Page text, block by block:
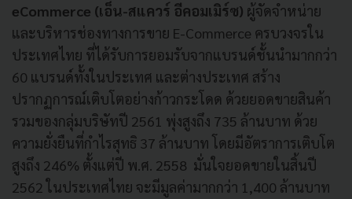
eCommerce (เอ็น-สแควร์ อีคอมเมิร์ซ) ผู้จัดจำหน่าย
และบริหารช่องทางการขาย E-Commerce ครบวงจรใน
ประเทศไทย ที่ได้รับการยอมรับจากแบรนด์ชั้นนำมากกว่า
60 แบรนด์ทั้งในประเทศ และต่างประเทศ สร้าง
ปรากฏการณ์เติบโตอย่างก้าวกระโดด ด้วยยอดขายสินค้า
รวมของกลุ่มบริษัทปี 2561 พุ่งสูงถึง 735 ล้านบาท ด้วย
ความยั่งยืนที่กำไรสุทธิ 37 ล้านบาท โดยมีอัตราการเติบโต
สูงถึง 246% ตั้งแต่ปี พ.ศ. 2558 มั่นใจยอดขายในสิ้นปี
2562 ในประเทศไทย จะมีมูลค่ามากกว่า 1,400 ล้านบาท